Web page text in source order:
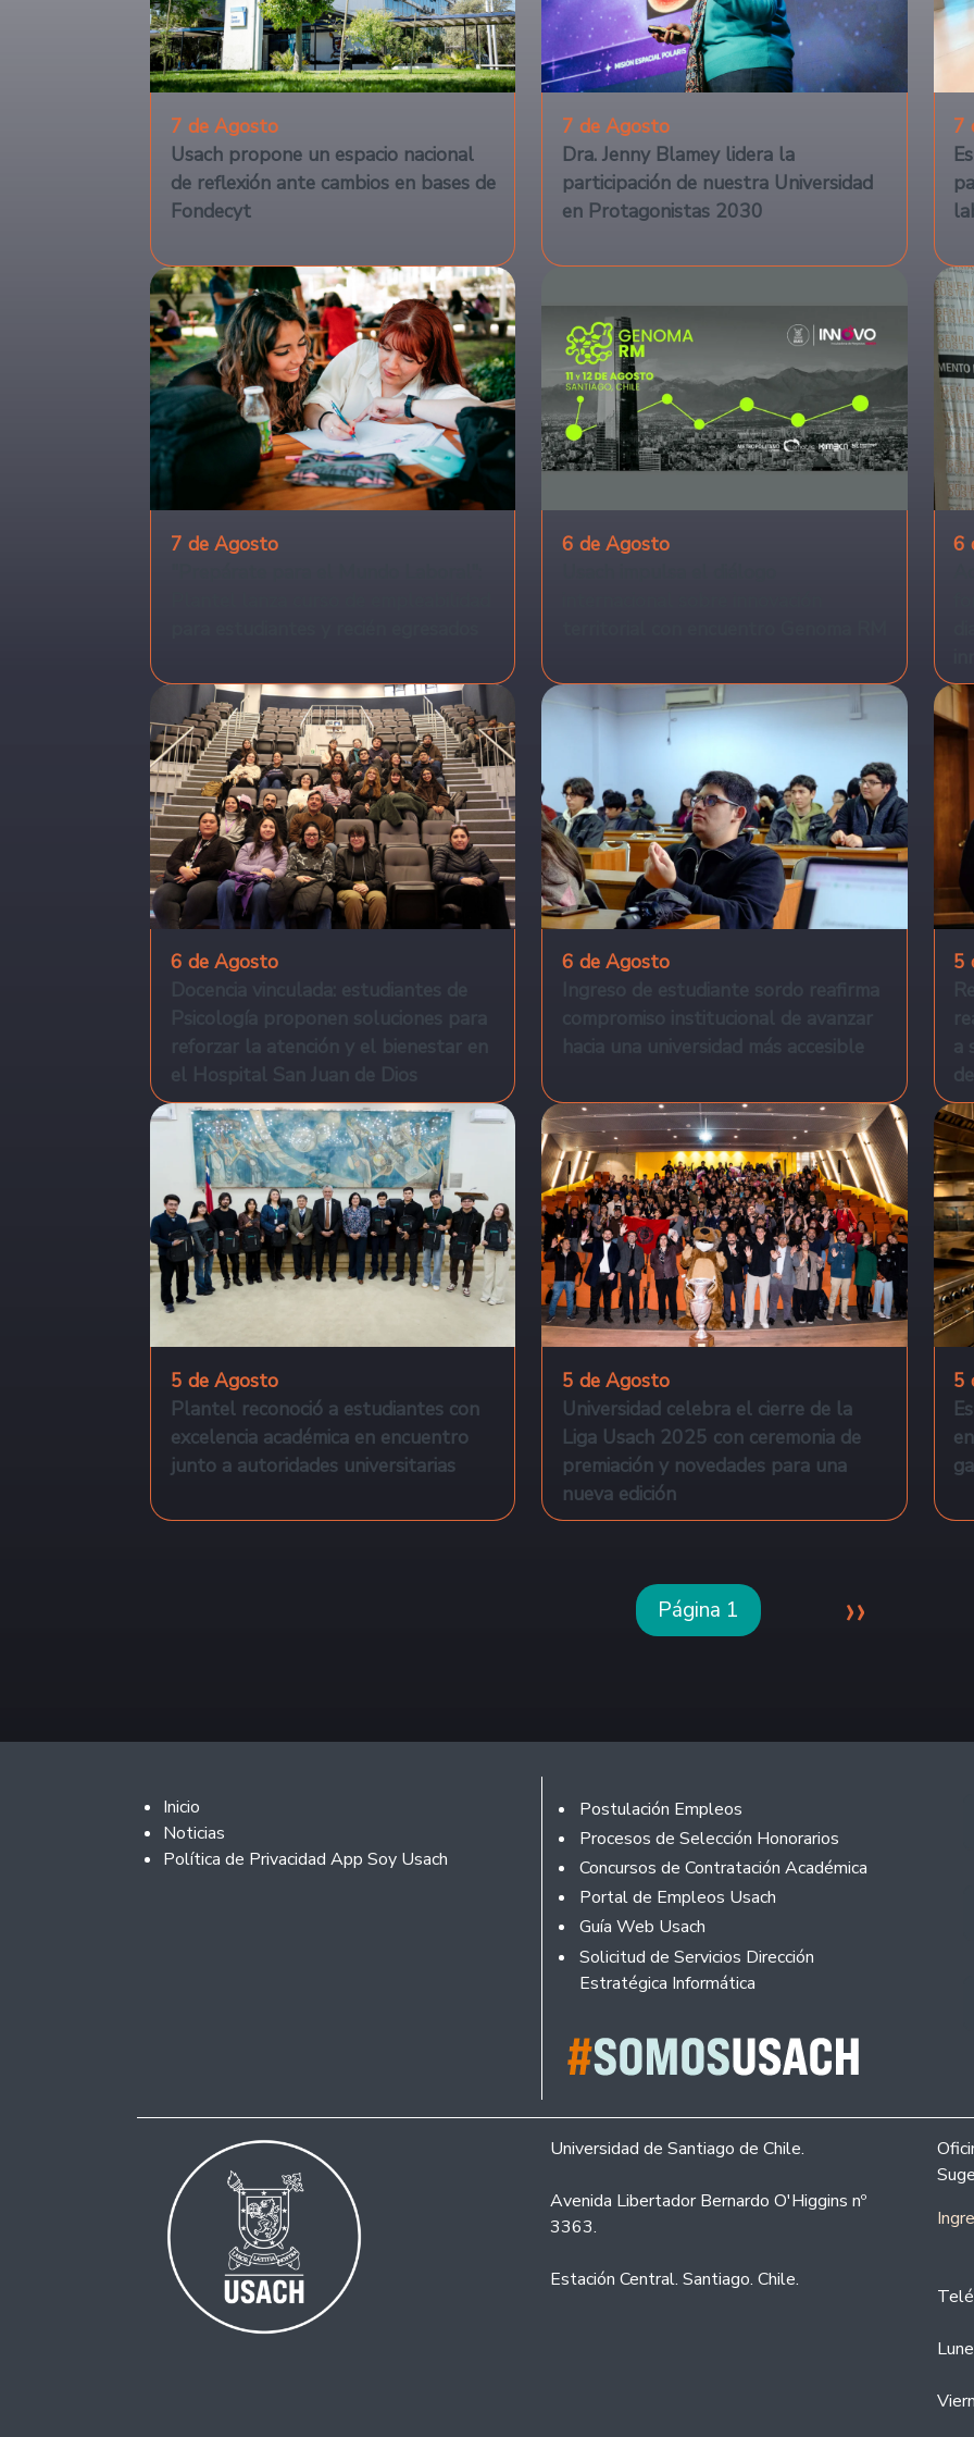
7 de Agosto
Usach propone un espacio nacional
de reflexión ante cambios en bases de
Fondecyt
7 de Agosto
Dra. Jenny Blamey lidera la
participación de nuestra Universidad
en Protagonistas 2030
7
7 de Agosto
6 de Agosto
6
6 de Agosto
el Hospital San Juan de Dios
6 de Agosto
5
5 de Agosto
Plantel reconoció a estudiantes con
excelencia académica en encuentro
junto a autoridades universitarias
5 de Agosto
Universidad celebra el cierre de la
Liga Usach 2025 con ceremonia de
premiación y novedades para una
nueva edición
5
Página 1 ››
Footer 2
Inicio
Noticias
Política de Privacidad App Soy Usach
Footer
Postulación Empleos
Procesos de Selección Honorarios
Concursos de Contratación Académica
Portal de Empleos Usach
Guía Web Usach
Solicitud de Servicios Dirección
Estratégica Informática
Universidad de Santiago de Chile.
Avenida Libertador Bernardo O'Higgins nº
3363.
Estación Central. Santiago. Chile.